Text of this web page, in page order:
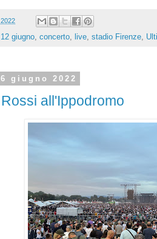
12 giugno, concerto, live, stadio Firenze,
giugno 2022
all'Ippodromo